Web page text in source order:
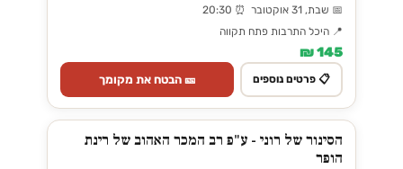
📅 שבת, 31 אוקטובר ⏰ 20:30
📍 היכל התרבות פתח תקווה
145 ₪
📋 פרטים נוספים 🎫 הבטח את מקומך
הסינור של רוני - ע"פ רב המכר האהוב של רינת
הופר